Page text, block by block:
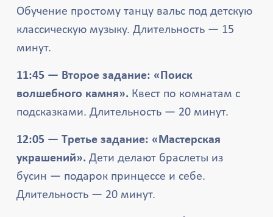
Обучение простому танцу вальс под детскую
классическую музыку. Длительность — 15
минут.
11:45 — Второе задание: «Поиск
волшебного камня». Квест по комнатам с
подсказками. Длительность — 20 минут.
12:05 — Третье задание: «Мастерская
украшений». Дети делают браслеты из
бусин — подарок принцессе и себе.
Длительность — 20 минут.